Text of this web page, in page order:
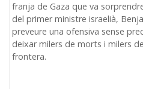
franja de Gaza que va
del primer ministre israelià,
preveure una ofensiva sense
deixar milers de morts i milers
frontera.